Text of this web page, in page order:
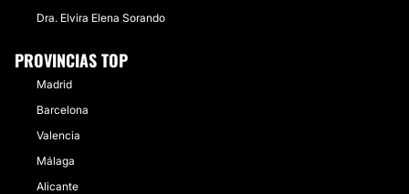
Dra. Elvira Elena Sorando
PROVINCIAS TOP
Madrid
Barcelona
Valencia
Málaga
Alicante